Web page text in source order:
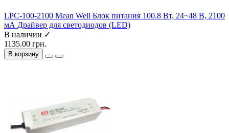
LPC-100-2100 Mean Well Блок питания 100.8 Вт, 24~48 В, 2100
мА Драйвер для светодиодов (LED)
В наличии ✓
1135.00 грн.
В корзину